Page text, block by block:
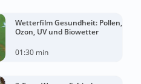
Wetterfilm Gesundheit: Pollen,
Ozon, UV und Biowetter
01:30 min